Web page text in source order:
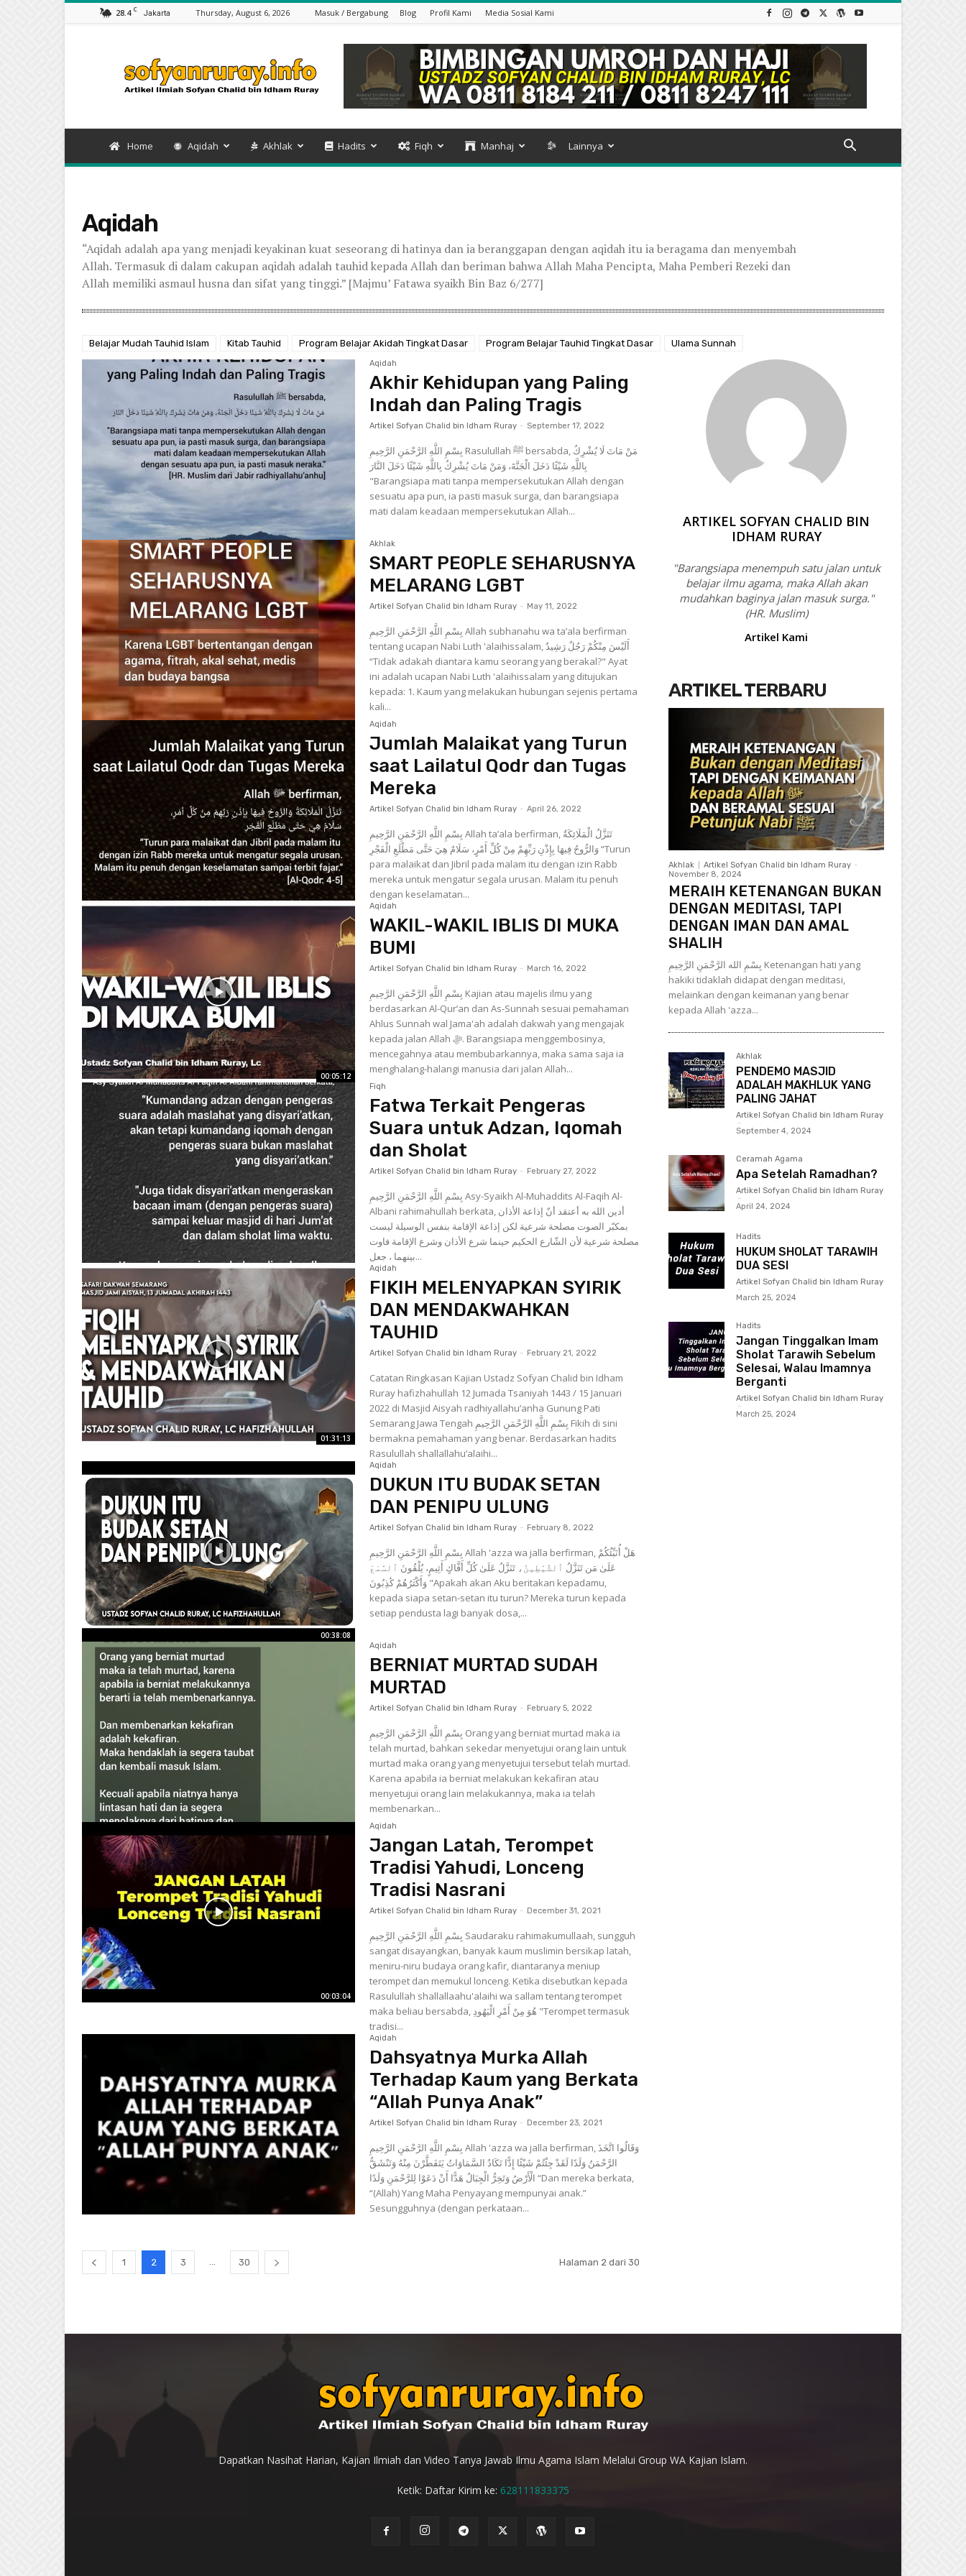
28.4 C Jakarta Thursday, August 6, 2026 Masuk / Bergabung Blog Profil Kami Media Sosial Kami
Sofyan
Chalid
bin
Ruray
Home Aqidah Akhlak Hadits Fiqh Manhaj Lainnya
Aqidah
“Aqidah adalah apa yang menjadi keyakinan kuat seseorang di hatinya dan ia beranggapan dengan aqidah itu ia beragama dan menyembah
Allah. Termasuk di dalam cakupan aqidah adalah tauhid kepada Allah dan beriman bahwa Allah Maha Pencipta, Maha Pemberi Rezeki dan
Allah memiliki asmaul husna dan sifat yang tinggi.” [Majmu’ Fatawa syaikh Bin Baz 6/277]
Belajar Mudah Tauhid Islam Kitab Tauhid Program Belajar Akidah Tingkat Dasar Program Belajar Tauhid Tingkat Dasar Ulama Sunnah
Aqidah
Akhir Kehidupan yang Paling
Indah dan Paling Tragis
Artikel Sofyan Chalid bin Idham Ruray - September 17, 2022
بِسْمِ اللَّهِ الرَّحْمَنِ الرَّحِيمِ Rasulullah ﷺ bersabda, مَنْ مَاتَ لَا يُشْرِكُ
بِاللَّهِ شَيْئًا دَخَلَ الْجَنَّةَ، وَمَنْ مَاتَ يُشْرِكُ بِاللَّهِ شَيْئًا دَخَلَ النَّارَ
"Barangsiapa mati tanpa mempersekutukan Allah dengan
sesuatu apa pun, ia pasti masuk surga, dan barangsiapa
mati dalam keadaan mempersekutukan Allah...
Akhlak
SMART PEOPLE SEHARUSNYA
MELARANG LGBT
Artikel Sofyan Chalid bin Idham Ruray - May 11, 2022
بِسْمِ اللَّهِ الرَّحْمَنِ الرَّحِيمِ Allah subhanahu wa ta’ala berfirman
tentang ucapan Nabi Luth 'alaihissalam, أَلَيْسَ مِنْكُمْ رَجُلٌ رَشِيدٌ
“Tidak adakah diantara kamu seorang yang berakal?" Ayat
ini adalah ucapan Nabi Luth 'alaihissalam yang ditujukan
kepada: 1. Kaum yang melakukan hubungan sejenis pertama
kali...
Aqidah
Jumlah Malaikat yang Turun
saat Lailatul Qodr dan Tugas
Mereka
Artikel Sofyan Chalid bin Idham Ruray - April 26, 2022
بِسْمِ اللَّهِ الرَّحْمَنِ الرَّحِيمِ Allah ta’ala berfirman, تَنَزَّلُ الْمَلَائِكَةُ
وَالرُّوحُ فِيهَا بِإِذْنِ رَبِّهِمْ مِنْ كُلِّ أَمْرٍ، سَلَامٌ هِيَ حَتَّى مَطْلَعِ الْفَجْرِ “Turun
para malaikat dan Jibril pada malam itu dengan izin Rabb
mereka untuk mengatur segala urusan. Malam itu penuh
dengan keselamatan...
00:05:12
Aqidah
WAKIL-WAKIL IBLIS DI MUKA
BUMI
Artikel Sofyan Chalid bin Idham Ruray - March 16, 2022
بِسْمِ اللَّهِ الرَّحْمَنِ الرَّحِيمِ Kajian atau majelis ilmu yang
berdasarkan Al-Qur’an dan As-Sunnah sesuai pemahaman
Ahlus Sunnah wal Jama'ah adalah dakwah yang mengajak
kepada jalan Allah ﷻ. Barangsiapa menggembosinya,
mencegahnya atau membubarkannya, maka sama saja ia
menghalang-halangi manusia dari jalan Allah...
Fiqh
Fatwa Terkait Pengeras
Suara untuk Adzan, Iqomah
dan Sholat
Artikel Sofyan Chalid bin Idham Ruray - February 27, 2022
بِسْمِ اللَّهِ الرَّحْمَنِ الرَّحِيمِ Asy-Syaikh Al-Muhaddits Al-Faqih Al-
Albani rahimahullah berkata, أدين الله به أعتقد أنّ إذاعة الأذان
بمكبّر الصوت مصلحة شرعية لكن إذاعة الإقامة بنفس الوسيلة ليست
مصلحة شرعية لأن الشّارع الحكيم حينما شرع الأذان وشرع الإقامة فاوت
بينهما ، جعل...
01:31:13
Aqidah
FIKIH MELENYAPKAN SYIRIK
DAN MENDAKWAHKAN
TAUHID
Artikel Sofyan Chalid bin Idham Ruray - February 21, 2022
Catatan Ringkasan Kajian Ustadz Sofyan Chalid bin Idham
Ruray hafizhahullah 12 Jumada Tsaniyah 1443 / 15 Januari
2022 di Masjid Aisyah radhiyallahu’anha Gunung Pati
Semarang Jawa Tengah بِسْمِ اللَّهِ الرَّحْمَنِ الرَّحِيمِ Fikih di sini
bermakna pemahaman yang benar. Berdasarkan hadits
Rasulullah shallallahu’alaihi...
00:38:08
Aqidah
DUKUN ITU BUDAK SETAN
DAN PENIPU ULUNG
Artikel Sofyan Chalid bin Idham Ruray - February 8, 2022
بِسْمِ اللَّهِ الرَّحْمَنِ الرَّحِيمِ Allah 'azza wa jalla berfirman, هَلْ أُنَبِّئُكُمْ
عَلَىٰ مَن تَنَزَّلُ ٱلشَّيَٰطِينُ، تَنَزَّلُ عَلَىٰ كُلِّ أَفَّاكٍ أَثِيمٍ، يُلْقُونَ ٱلسَّمْعَ
وَأَكْثَرُهُمْ كَٰذِبُونَ "Apakah akan Aku beritakan kepadamu,
kepada siapa setan-setan itu turun? Mereka turun kepada
setiap pendusta lagi banyak dosa,...
Aqidah
BERNIAT MURTAD SUDAH
MURTAD
Artikel Sofyan Chalid bin Idham Ruray - February 5, 2022
بِسْمِ اللَّهِ الرَّحْمَنِ الرَّحِيمِ Orang yang berniat murtad maka ia
telah murtad, bahkan sekedar menyetujui orang lain untuk
murtad maka orang yang menyetujui tersebut telah murtad.
Karena apabila ia berniat melakukan kekafiran atau
menyetujui orang lain melakukannya, maka ia telah
membenarkan...
00:03:04
Aqidah
Jangan Latah, Terompet
Tradisi Yahudi, Lonceng
Tradisi Nasrani
Artikel Sofyan Chalid bin Idham Ruray - December 31, 2021
بِسْمِ اللَّهِ الرَّحْمَنِ الرَّحِيمِ Saudaraku rahimakumullaah, sungguh
sangat disayangkan, banyak kaum muslimin bersikap latah,
meniru-niru budaya orang kafir, diantaranya meniup
terompet dan memukul lonceng. Ketika disebutkan kepada
Rasulullah shallallaahu'alaihi wa sallam tentang terompet
maka beliau bersabda, هُوَ مِنْ أَمْرِ الْيَهُودِ "Terompet termasuk
tradisi...
Aqidah
Dahsyatnya Murka Allah
Terhadap Kaum yang Berkata
“Allah Punya Anak”
Artikel Sofyan Chalid bin Idham Ruray - December 23, 2021
بِسْمِ اللَّهِ الرَّحْمَنِ الرَّحِيمِ Allah 'azza wa jalla berfirman, وَقَالُوا اتَّخَذَ
الرَّحْمَنُ وَلَدًا لَقَدْ جِئْتُمْ شَيْئًا إِدًّا تَكَادُ السَّمَاوَاتُ يَتَفَطَّرْنَ مِنْهُ وَتَنْشَقُّ
الْأَرْضُ وَتَخِرُّ الْجِبَالُ هَدًّا أَنْ دَعَوْا لِلرَّحْمَنِ وَلَدًا “Dan mereka berkata,
“(Allah) Yang Maha Penyayang mempunyai anak.”
Sesungguhnya (dengan perkataan...
1 2 3 30 Halaman 2 dari 30
ARTIKEL SOFYAN CHALID BIN
IDHAM RURAY
"Barangsiapa menempuh satu jalan untuk
belajar ilmu agama, maka Allah akan
mudahkan baginya jalan masuk surga."
(HR. Muslim)
Artikel Kami
ARTIKEL TERBARU
Akhlak Artikel Sofyan Chalid bin Idham Ruray -
November 8, 2024
MERAIH KETENANGAN BUKAN
DENGAN MEDITASI, TAPI
DENGAN IMAN DAN AMAL
SHALIH
بِسْمِ الله الرَّحْمَنِ الرَّحِيمِ Ketenangan hati yang
hakiki tidaklah didapat dengan meditasi,
melainkan dengan keimanan yang benar
kepada Allah 'azza...
Akhlak
PENDEMO MASJID
ADALAH MAKHLUK YANG
PALING JAHAT
Artikel Sofyan Chalid bin Idham Ruray
-
September 4, 2024
Ceramah Agama
Apa Setelah Ramadhan?
Artikel Sofyan Chalid bin Idham Ruray
-
April 24, 2024
Hadits
HUKUM SHOLAT TARAWIH
DUA SESI
Artikel Sofyan Chalid bin Idham Ruray
-
March 25, 2024
Hadits
Jangan Tinggalkan Imam
Sholat Tarawih Sebelum
Selesai, Walau Imamnya
Berganti
Artikel Sofyan Chalid bin Idham Ruray
-
March 25, 2024
Dapatkan Nasihat Harian, Kajian Ilmiah dan Video Tanya Jawab Ilmu Agama Islam Melalui Group WA Kajian Islam.
Ketik: Daftar Kirim ke: 628111833375